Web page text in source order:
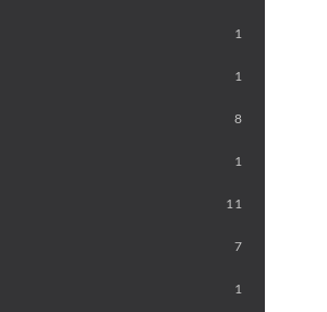
1
1
8
1
11
7
1